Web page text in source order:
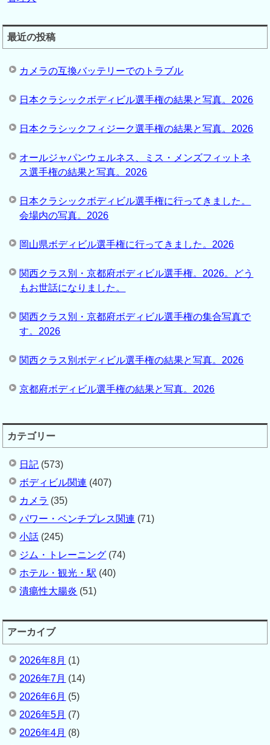
最近の投稿
カメラの互換バッテリーでのトラブル
日本クラシックボディビル選手権の結果と写真。2026
日本クラシックフィジーク選手権の結果と写真。2026
オールジャパンウェルネス、ミス・メンズフィットネ
ス選手権の結果と写真。2026
日本クラシックボディビル選手権に行ってきました。
会場内の写真。2026
岡山県ボディビル選手権に行ってきました。2026
関西クラス別・京都府ボディビル選手権。2026。どう
もお世話になりました。
関西クラス別・京都府ボディビル選手権の集合写真で
す。2026
関西クラス別ボディビル選手権の結果と写真。2026
京都府ボディビル選手権の結果と写真。2026
カテゴリー
日記 (573)
ボディビル関連 (407)
カメラ (35)
パワー・ベンチプレス関連 (71)
小話 (245)
ジム・トレーニング (74)
ホテル・観光・駅 (40)
潰瘍性大腸炎 (51)
アーカイブ
2026年8月 (1)
2026年7月 (14)
2026年6月 (5)
2026年5月 (7)
2026年4月 (8)